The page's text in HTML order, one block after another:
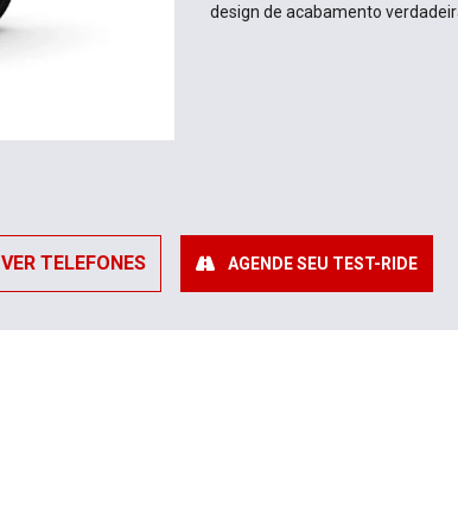
design de acabamento
VER TELEFONES AGENDE SEU TEST-RIDE